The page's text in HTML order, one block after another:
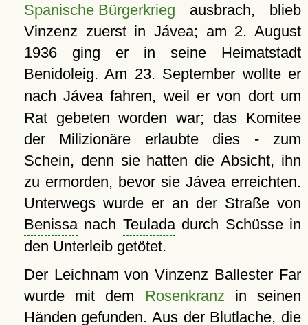
Spanische Bürgerkrieg ausbrach, blieb
Vinzenz zuerst in Jávea; am 2. August
1936 ging er in seine Heimatstadt
Benidoleig. Am 23. September wollte er
nachJávea fahren, weil er von dort um
Rat gebeten worden war; das Komitee
der Milizionäre erlaubte dies - zum
Schein, denn sie hatten die Absicht, ihn
zu ermorden, bevor sie Jávea erreichten.
Unterwegs wurde er an der Straße von
Benissanach Teuladadurch Schüsse in
den Unterleib getötet.
Der Leichnam von Vinzenz Ballester Far
wurde mit dem Rosenkranz in seinen
Händen gefunden. Aus der Blutlache, die